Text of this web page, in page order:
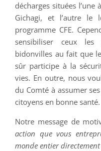
décharges situées
Gichagi, et l’autre
programme CFE.
sensibiliser ceux
bidonvilles au fait que
sûr participe à la
vies. En outre, nous
du Comté à assumer
citoyens en bonne santé.
Notre message de
action que vous
monde entier